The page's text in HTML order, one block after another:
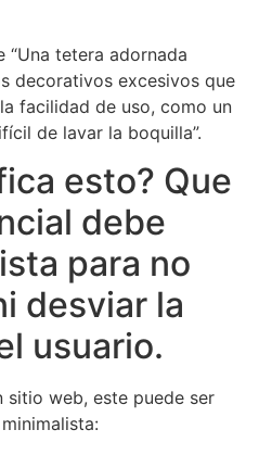
“Una tetera adornada
decorativos excesivos que
facilidad de uso, como un
de lavar la boquilla”.
esto? Que
debe
para no
desviar la
usuario.
sitio web, este puede ser